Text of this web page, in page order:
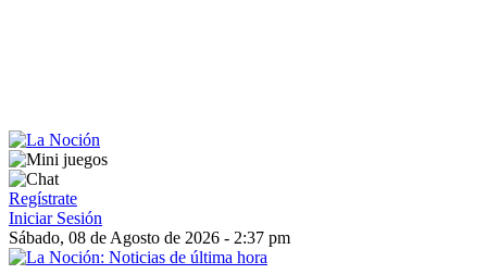
Regístrate
Iniciar Sesión
Sábado, 08 de Agosto de 2026 - 2:37 pm